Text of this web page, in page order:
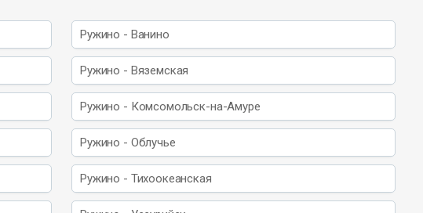
Ружино - Ванино
Ружино - Вяземская
Ружино - Комсомольск-на-Амуре
Ружино - Облучье
Ружино - Тихоокеанская